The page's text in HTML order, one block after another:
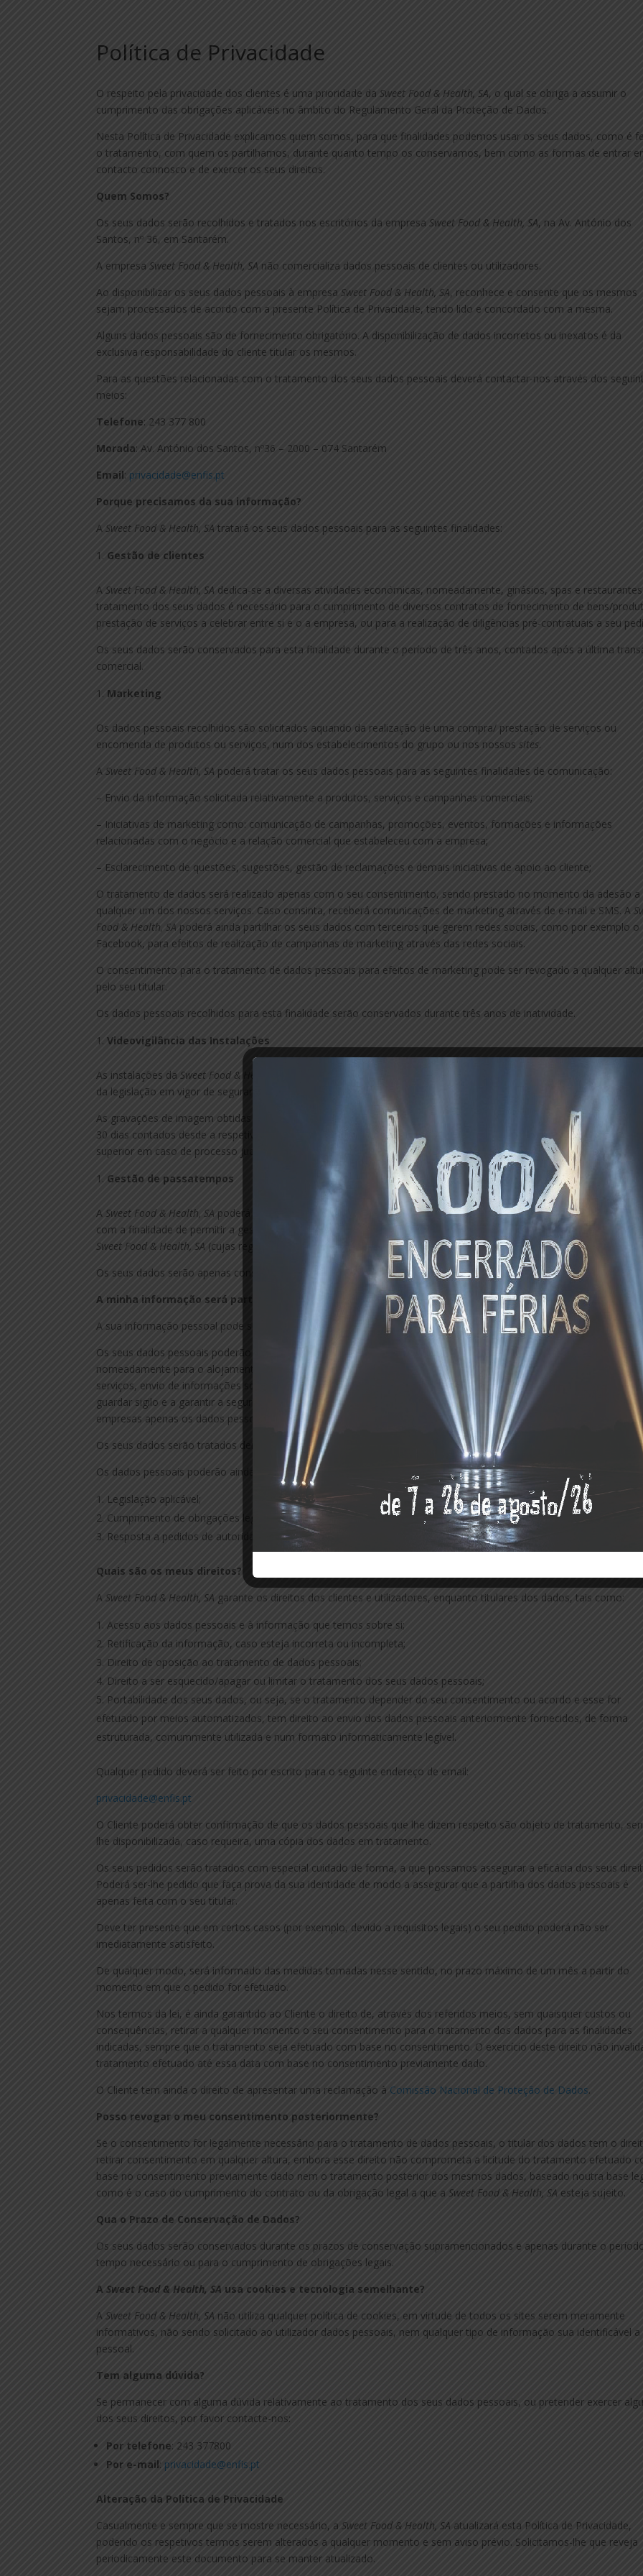
Política de Privacidade
O respeito pela privacidade dos clientes é uma prioridade daSweet Food & Health, SA, o qual se obriga a assumir o
cumprimento das obrigações aplicáveis no âmbito do Regulamento Geral da Proteção de Dados.
Nesta Política de Privacidade explicamos quem somos, para que finalidades podemos usar os seus dados, como é
o tratamento, com quem os partilhamos, durante quanto tempo os conservamos, bem como as formas de entrar
contacto connosco e de exercer os seus direitos.
Quem Somos?
Os seus dados serão recolhidos e tratados nos escritórios da empresaSweet Food & Health, SA, na Av. António dos
Santos, nº 36, em Santarém.
A empresa Sweet Food & Health, SA não comercializa dados pessoais de clientes ou utilizadores.
Ao disponibilizar os seus dados pessoais à empresaSweet Food & Health, SA, reconhece e consente que os mesmos
sejam processados de acordo com a presente Política de Privacidade, tendo lido e concordado com a mesma.
Alguns dados pessoais são de fornecimento obrigatório. A disponibilização de dados incorretos ou inexatos é da
exclusiva responsabilidade do cliente titular os mesmos.
Para as questões relacionadas com o tratamento dos seus dados pessoais deverá contactar-nos através dos
meios:
Telefone: 243 377 800
Morada: Av. António dos Santos, nº36 – 2000 – 074 Santarém
Email: privacidade@enfis.pt
Porque precisamos da sua informação?
ASweet Food & Health, SA tratará os seus dados pessoais para as seguintes finalidades:
Gestão de clientes
A Sweet Food & Health, SA dedica-se a diversas atividades económicas, nomeadamente, ginásios, spas e
tratamento dos seus dados é necessário para o cumprimento de diversos contratos de fornecimento de bens/
prestação de serviços a celebrar entre si e o a empresa, ou para a realização de diligências pré-contratuais a seu
Os seus dados serão conservados para esta finalidade durante o período de três anos, contados após a última
comercial.
Marketing
Os dados pessoais recolhidos são solicitados aquando da realização de uma compra/ prestação de serviços ou
encomenda de produtos ou serviços, num dos estabelecimentos do grupo ou nos nossossites.
ASweet Food & Health, SA poderá tratar os seus dados pessoais para as seguintes finalidades de comunicação:
– Envio da informação solicitada relativamente a produtos, serviços e campanhas comerciais;
– Iniciativas de marketing como: comunicação de campanhas, promoções, eventos, formações e informações
relacionadas com o negócio e a relação comercial que estabeleceu com a empresa;
– Esclarecimento de questões, sugestões, gestão de reclamações e demais iniciativas de apoio ao cliente;
O tratamento de dados será realizado apenas com o seu consentimento, sendo prestado no momento da adesão a
qualquer um dos nossos serviços. Caso consinta, receberá comunicações de marketing através de e-mail e SMS. A
Food & Health, SA poderá ainda partilhar os seus dados com terceiros que gerem redes sociais, como por exemplo o
Facebook, para efeitos de realização de campanhas de marketing através das redes sociais.
O consentimento para o tratamento de dados pessoais para efeitos de marketing pode ser revogado a qualquer
pelo seu titular.
Os dados pessoais recolhidos para esta finalidade serão conservados durante três anos de inatividade.
Videovigilância das Instalações
As instalações daSweet Food & Health, SA
da legislação em vigor de segurança privada, visando a proteção de pessoas e bens.
As gravações de imagem obtidas pelos sistemas videovigilância são conservadas, em registo codificado, pelo prazo
30 dias contados desde a respetiva captação, findo o qual são destruídas (sem prejuízo da conservação por período
superior em caso de processo judicial).
Gestão de passatempos
A Sweet Food & Health, SA poderá promover a realização de passatempos. O tratamento de dados pessoais é
com a finalidade de permitir a gestão da participação do cliente, ou seja, a execução do contrato celebrado entre si
Sweet Food & Health, SA (cujas regras constam do regulamento aplicável a cada passatempo).
Os seus dados serão apenas conservados para esta finalidade durante o período necessário à gestão do
A minha informação será partilhada com outros?
A sua informação pessoal pode ser divulgada a terceiros prestadores de serviços da
Sweet Food & Health, SA.
Os seus dados pessoais poderão ser tratados por empresas subcontratadas pela
Sweet Food & Health, SA
nomeadamente para o alojamento de página web, correio eletrónico, resposta a questões de utilizadores sobre os
serviços, envio de informações sobre novos serviços e produtos, ofertas especiais, ficando estas entidades
guardar sigilo e a garantir a segurança relativamente aos dados pessoais que tenham acesso. São fornecidas a estas
empresas apenas os dados pessoais necessários para a prestação do serviço em causa.
Os seus dados serão tratados dentro do espaço da União Europeia.
Os dados pessoais poderão ainda ser partilhados com outras entidades de acordo com:
Legislação aplicável;
Cumprimento de obrigações legais;
Resposta a pedidos de autoridades públicas e governamentais.
Quais são os meus direitos?
ASweet Food & Health, SA garante os direitos dos clientes e utilizadores, enquanto titulares dos dados, tais como:
Acesso aos dados pessoais e à informação que temos sobre si;
Retificação da informação, caso esteja incorreta ou incompleta;
Direito de oposição ao tratamento de dados pessoais;
Direito a ser esquecido/apagar ou limitar o tratamento dos seus dados pessoais;
Portabilidade dos seus dados, ou seja, se o tratamento depender do seu consentimento ou acordo e esse for
efetuado por meios automatizados, tem direito ao envio dos dados pessoais anteriormente fornecidos, de forma
estruturada, comummente utilizada e num formato informaticamente legível.
Qualquer pedido deverá ser feito por escrito para o seguinte endereço de email:
privacidade@enfis.pt
O Cliente poderá obter confirmação de que os dados pessoais que lhe dizem respeito são objeto de tratamento,
lhe disponibilizada, caso requeira, uma cópia dos dados em tratamento.
Os seus pedidos serão tratados com especial cuidado de forma, a que possamos assegurar a eficácia dos seus
Poderá ser-lhe pedido que faça prova da sua identidade de modo a assegurar que a partilha dos dados pessoais é
apenas feita com o seu titular.
Deve ter presente que em certos casos (por exemplo, devido a requisitos legais) o seu pedido poderá não ser
imediatamente satisfeito.
De qualquer modo, será informado das medidas tomadas nesse sentido, no prazo máximo de um mês a partir do
momento em que o pedido for efetuado.
Nos termos da lei, é ainda garantido ao Cliente o direito de, através dos referidos meios, sem quaisquer custos ou
consequências, retirar a qualquer momento o seu consentimento para o tratamento dos dados para as finalidades
indicadas, sempre que o tratamento seja efetuado com base no consentimento. O exercício deste direito não
tratamento efetuado até essa data com base no consentimento previamente dado.
O Cliente tem ainda o direito de apresentar uma reclamação à Comissão Nacional de Proteção de Dados.
Posso revogar o meu consentimento posteriormente?
Se o consentimento for legalmente necessário para o tratamento de dados pessoais, o titular dos dados tem o
retirar consentimento em qualquer altura, embora esse direito não comprometa a licitude do tratamento efetuado
base no consentimento previamente dado nem o tratamento posterior dos mesmos dados, baseado noutra base
como é o caso do cumprimento do contrato ou da obrigação legal a que a Sweet Food & Health, SA esteja sujeito.
Qua o Prazo de Conservação de Dados?
Os seus dados serão conservados durante os prazos de conservação supramencionados e apenas durante o
tempo necessário ou para o cumprimento de obrigações legais.
ASweet Food & Health, SA usa cookies e tecnologia semelhante?
ASweet Food & Health, SA não utiliza qualquer política de cookies, em virtude de todos os sites serem meramente
informativos, não sendo solicitado ao utilizador dados pessoais, nem qualquer tipo de informação sua identificável a
pessoal.
Tem alguma dúvida?
Se permanecer com alguma dúvida relativamente ao tratamento dos seus dados pessoais, ou pretender exercer
dos seus direitos, por favor contacte-nos:
Por telefone: 243 377800
Por e-mail: privacidade@enfis.pt
Alteração da Política de Privacidade
Casualmente e sempre que se mostre necessário, aSweet Food & Health, SA atualizará esta Política de Privacidade,
podendo os respetivos termos serem alterados a qualquer momento e sem aviso prévio. Solicitamos-lhe que reveja
periodicamente este documento para se manter atualizado.